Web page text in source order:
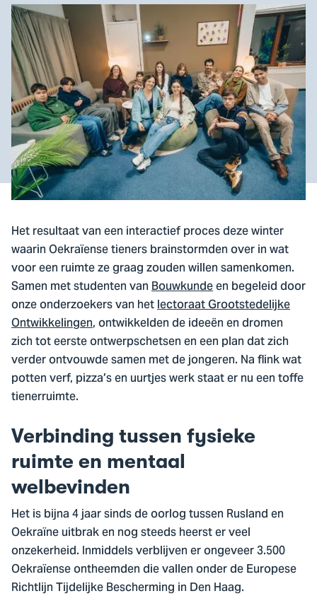
Het resultaat van een interactief proces deze winter
waarin Oekraïense tieners brainstormden over in wat
voor een ruimte ze graag zouden willen samenkomen.
Samen met studenten vanBouwkundeen begeleid door
onze onderzoekers van hetlectoraat Grootstedelijke
Ontwikkelingen, ontwikkelden de ideeën en dromen
zich tot eerste ontwerpschetsen en een plan dat zich
verder ontvouwde samen met de jongeren. Na flink wat
potten verf, pizza’s en uurtjes werk staat er nu een toffe
tienerruimte.
Verbinding tussen fysieke
ruimte en mentaal
welbevinden
Het is bijna 4 jaar sinds de oorlog tussen Rusland en
Oekraïne uitbrak en nog steeds heerst er veel
onzekerheid. Inmiddels verblijven er ongeveer 3.500
Oekraïense ontheemden die vallen onder de Europese
Richtlijn Tijdelijke Bescherming in Den Haag.